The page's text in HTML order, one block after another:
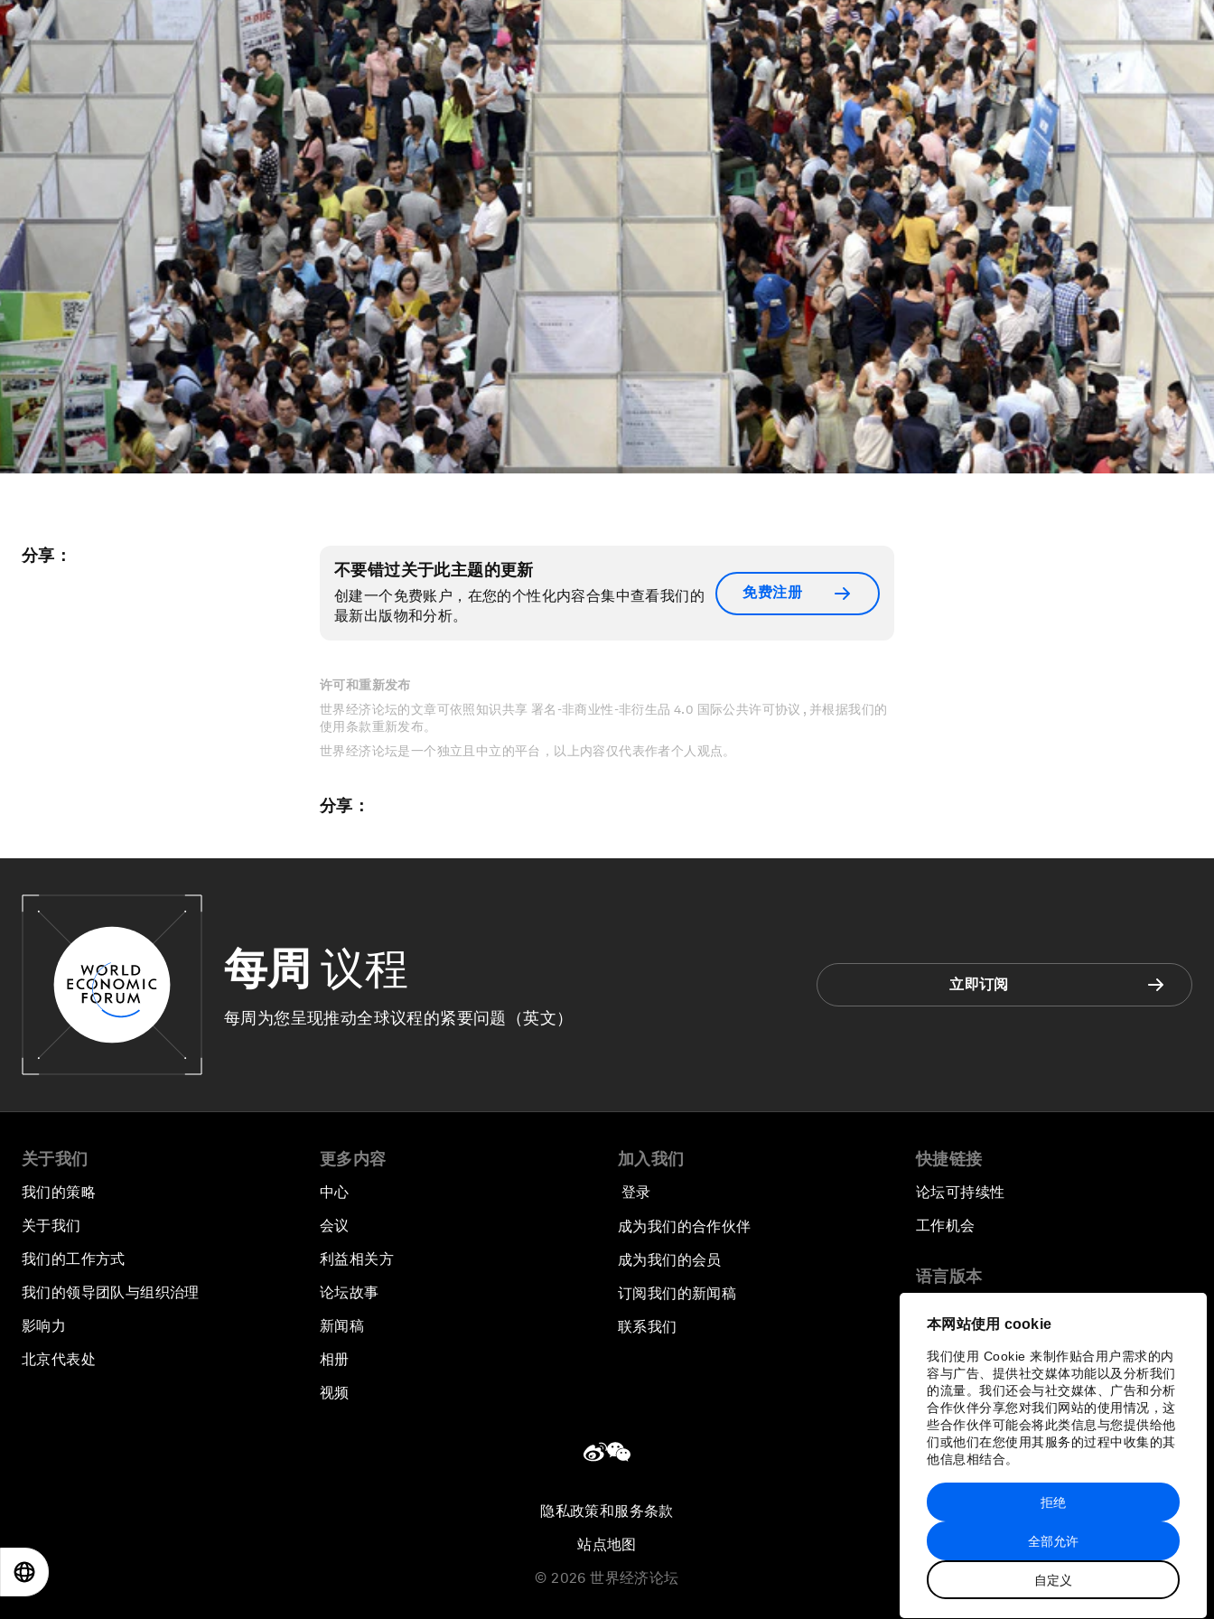
本网站使用 cookie
我们使用 Cookie 来制作贴合用户需求的内
容与广告、提供社交媒体功能以及分析我们
的流量。我们还会与社交媒体、广告和分析
合作伙伴分享您对我们网站的使用情况，这
些合作伙伴可能会将此类信息与您提供给他
们或他们在您使用其服务的过程中收集的其
他信息相结合。
全部允许
自定义
拒绝
分享：
不要错过关于此主题的更新
创建一个免费账户，在您的个性化内容合集中查看我们的
最新出版物和分析。
免费注册
许可和重新发布
世界经济论坛的文章可依照知识共享 署名-非商业性-非衍生品 4.0 国际公共许可协议 , 并根据我们的
使用条款重新发布。
世界经济论坛是一个独立且中立的平台，以上内容仅代表作者个人观点。
分享：
每周 议程
每周为您呈现推动全球议程的紧要问题（英文）
立即订阅
关于我们
我们的策略
关于我们
我们的工作方式
我们的领导团队与组织治理
影响力
北京代表处
更多内容
中心
会议
利益相关方
论坛故事
新闻稿
相册
视频
加入我们
登录
成为我们的合作伙伴
成为我们的会员
订阅我们的新闻稿
联系我们
快捷链接
论坛可持续性
工作机会
语言版本
隐私政策和服务条款
站点地图
© 2026 世界经济论坛